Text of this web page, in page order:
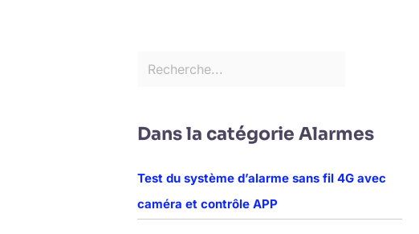
Dans la catégorie Alarmes
Test du système d’alarme sans fil 4G avec
caméra et contrôle APP